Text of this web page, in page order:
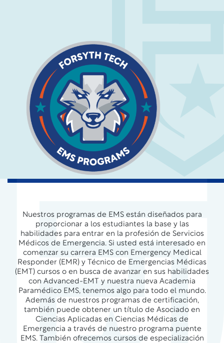
Nuestros programas de EMS están diseñados para
proporcionar a los estudiantes la base y las
habilidades para entrar en la profesión de Servicios
Médicos de Emergencia. Si usted está interesado en
comenzar su carrera EMS con Emergency Medical
Responder (EMR) y Técnico de Emergencias Médicas
(EMT) cursos o en busca de avanzar en sus habilidades
con Advanced-EMT y nuestra nueva Academia
Paramédico EMS, tenemos algo para todo el mundo.
Además de nuestros programas de certificación,
también puede obtener un título de Asociado en
Ciencias Aplicadas en Ciencias Médicas de
Emergencia a través de nuestro programa puente
EMS. También ofrecemos cursos de especialización